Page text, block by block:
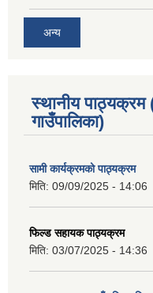
अन्य
स्थानीय पाठ्यक्रम
गाउँपालिका)
सामी कार्यक्रमको पाठ्यक्रम
मिति: 09/09/2025 - 14:06
फिल्ड सहायक पाठ्यक्रम
मिति: 03/07/2025 - 14:36